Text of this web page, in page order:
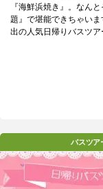
『海鮮浜焼き』。なん
題』で堪能できちゃい
出の人気日帰りバスツア
バスツア